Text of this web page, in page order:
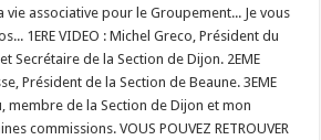
associative pour le Groupement... Je vous
1ERE VIDEO : Michel Greco, Président du
Secrétaire de la Section de Dijon. 2EME
Président de la Section de Beaune. 3EME
membre de la Section de Dijon et mon
commissions. VOUS POUVEZ RETROUVER